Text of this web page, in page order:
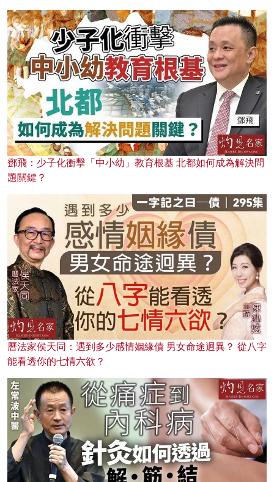
鄧飛：少子化衝擊「中小幼」教育根基 北都如何成為解決問
題關鍵？
曆法家侯天同：遇到多少感情姻緣債 男女命途迥異？ 從八字
能看透你的七情六欲？